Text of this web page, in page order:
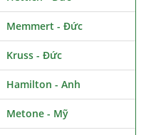
Memmert - Đức
Kruss - Đức
Hamilton - Anh
Metone - Mỹ